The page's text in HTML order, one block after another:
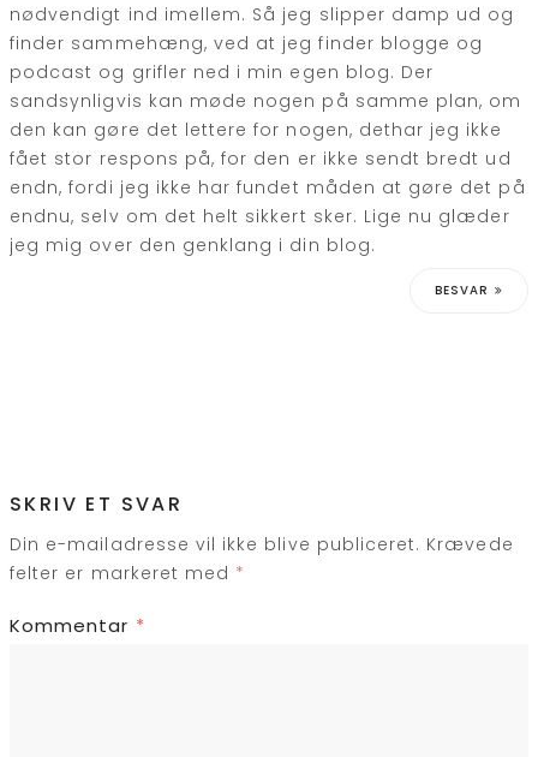
nødvendigt ind imellem. Så jeg slipper damp ud og
finder sammehæng, ved at jeg finder blogge og
podcast og grifler ned i min egen blog. Der
sandsynligvis kan møde nogen på samme plan, om
den kan gøre det lettere for nogen, dethar jeg ikke
fået stor respons på, for den er ikke sendt bredt ud
endn, fordi jeg ikke har fundet måden at gøre det på
endnu, selv om det helt sikkert sker. Lige nu glæder
jeg mig over den genklang i din blog.
BESVAR
SKRIV ET SVAR
Din e-mailadresse vil ikke blive publiceret. Krævede
felter er markeret med *
Kommentar *